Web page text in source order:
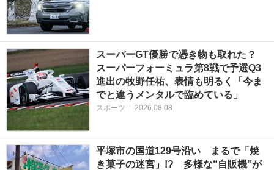
スーパーGT優勝で憑き物も取れた？
スーパーフォーミュラ第8戦で予選Q3
進出の牧野任祐、表情も明るく「今ま
でと違うメンタルで臨めている」
スポーツ | 2026.08.08
平塚市の国道129号沿い まるで「焼
き菓子の迷宮」!? 多様な“自販機”が